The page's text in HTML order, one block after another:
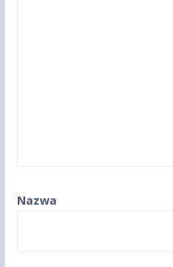
Nazwa